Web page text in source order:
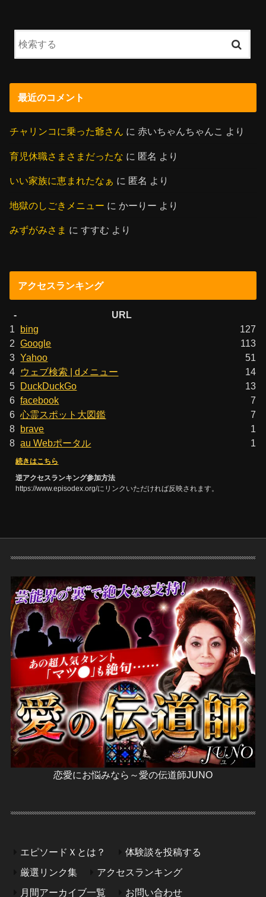
最近のコメント
チャリンコに乗った爺さん に赤いちゃんちゃんこ より
育児休職さまさまだったな に 匿名 より
いい家族に恵まれたなぁ に 匿名 より
地獄のしごきメニュー にかーりー より
みずがみさま にすすむ より
アクセスランキング
-
URL
1
bing
127
2 Google
113
3 Yahoo
51
4
ウェブ検索 | dメニュー
14
5 DuckDuckGo
13
6 facebook
7
6 心霊スポット大図鑑
7
8 brave
1
8 au Webポータル 1
続きはこちら
逆アクセスランキング参加方法
https://www.episodex.org/にリンクいただければ反映されます。
恋愛にお悩みなら～愛の伝道師JUNO
エピソードＸとは？
体験談を投稿する
厳選リンク集
アクセスランキング
月間アーカイブ一覧
お問い合わせ